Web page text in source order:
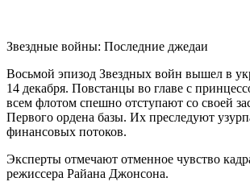
Звездные войны: Последние джедаи
Восьмой эпизод Звездных войн вышел в
14 декабря. Повстанцы во главе с
всем флотом спешно отступают со своей
Первого ордена базы. Их преследуют
финансовых потоков.
Эксперты отмечают отменное чувство
режиссера Райана Джонсона.